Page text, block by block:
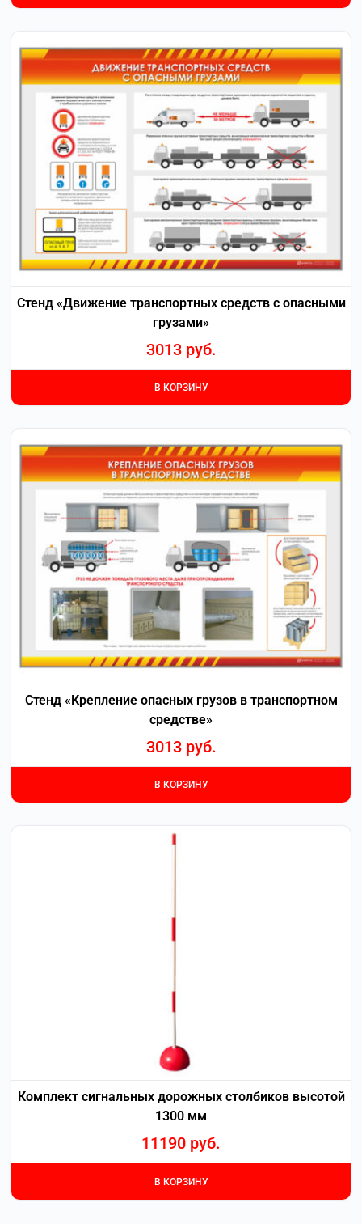
Стенд «Движение транспортных средств с опасными
грузами»
3013 руб.
В КОРЗИНУ
Стенд «Крепление опасных грузов в транспортном
средстве»
3013 руб.
В КОРЗИНУ
Комплект сигнальных дорожных столбиков высотой
1300 мм
11190 руб.
В КОРЗИНУ